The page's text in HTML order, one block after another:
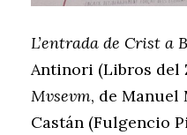
L’entrada de Crist a
Antinori (Libros del
Mvsevm, de Manuel
Castán (Fulgencio